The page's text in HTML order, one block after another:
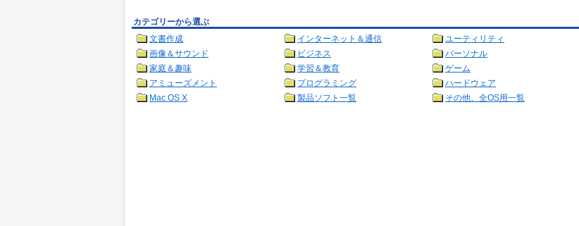
カテゴリーから選ぶ
文書作成
インターネット＆通信
ユーティリティ
画像＆サウンド
ビジネス
パーソナル
家庭＆趣味
学習＆教育
ゲーム
アミューズメント
プログラミング
ハードウェア
Mac OS X
製品ソフト一覧 その他、全OS用一覧